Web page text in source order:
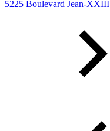
5225 Boulevard Jean-XXIII